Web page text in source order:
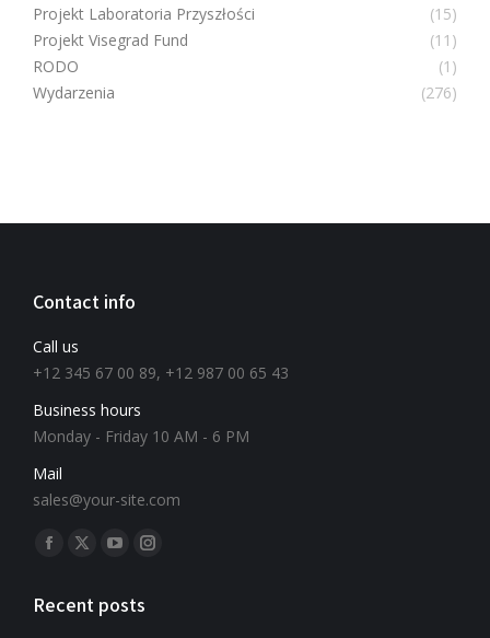
Projekt Laboratoria Przyszłości
(15)
Projekt Visegrad Fund
(11)
RODO
(1)
Wydarzenia
(276)
Contact info
Call us
+12 345 67 00 89, +12 987 00 65 43
Business hours
Monday - Friday 10 AM - 6 PM
Mail
sales@your-site.com
Znajdź nas na:
Recent posts